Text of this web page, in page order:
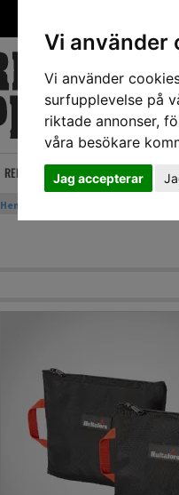
Vi använder
Vi använder
surfupplevelse på
riktade annonser,
våra besökare
Jag accepterar
REP ANSIKTSSKYDD
Hem